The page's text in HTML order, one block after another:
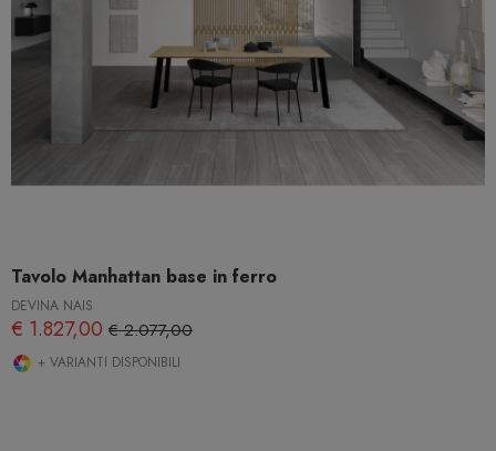
Tavolo Manhattan base in ferro
DEVINA NAIS
€ 1.827,00 € 2.077,00
+ VARIANTI DISPONIBILI